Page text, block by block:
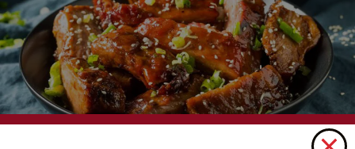
Nos Plats au Porc